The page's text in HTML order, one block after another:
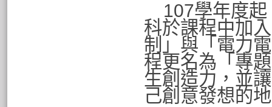
107學年度
科於課程中加
制」與「電力
程更名為 「 專
生創造力，並
己創意發想的